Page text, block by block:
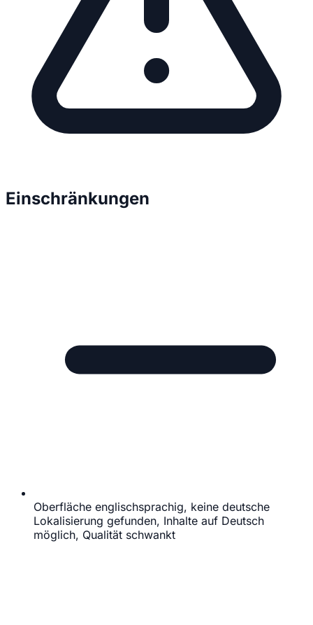
Einschränkungen
Oberfläche englischsprachig, keine deutsche
Lokalisierung gefunden, Inhalte auf Deutsch
möglich, Qualität schwankt